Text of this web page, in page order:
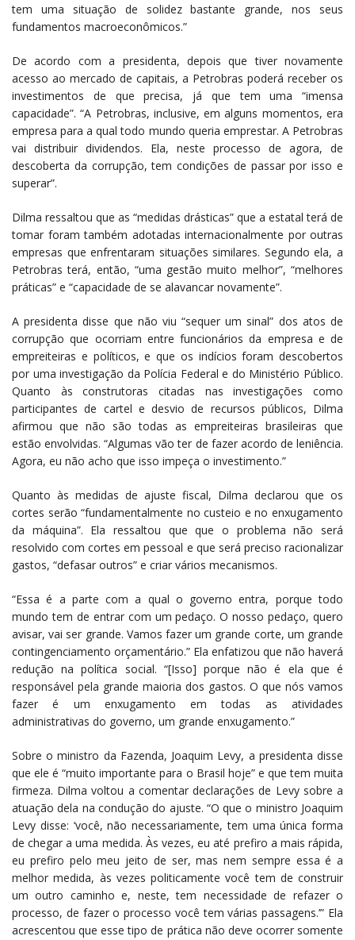
tem uma situação de solidez bastante grande, nos seus
fundamentos macroeconômicos.”
De acordo com a presidenta, depois que tiver novamente
acesso ao mercado de capitais, a Petrobras poderá receber os
investimentos de que precisa, já que tem uma “imensa
capacidade”. “A Petrobras, inclusive, em alguns momentos, era
empresa para a qual todo mundo queria emprestar. A Petrobras
vai distribuir dividendos. Ela, neste processo de agora, de
descoberta da corrupção, tem condições de passar por isso e
superar”.
Dilma ressaltou que as “medidas drásticas” que a estatal terá de
tomar foram também adotadas internacionalmente por outras
empresas que enfrentaram situações similares. Segundo ela, a
Petrobras terá, então, “uma gestão muito melhor”, “melhores
práticas” e “capacidade de se alavancar novamente”.
A presidenta disse que não viu “sequer um sinal” dos atos de
corrupção que ocorriam entre funcionários da empresa e de
empreiteiras e políticos, e que os indícios foram descobertos
por uma investigação da Polícia Federal e do Ministério Público.
Quanto às construtoras citadas nas investigações como
participantes de cartel e desvio de recursos públicos, Dilma
afirmou que não são todas as empreiteiras brasileiras que
estão envolvidas. “Algumas vão ter de fazer acordo de leniência.
Agora, eu não acho que isso impeça o investimento.”
Quanto às medidas de ajuste fiscal, Dilma declarou que os
cortes serão “fundamentalmente no custeio e no enxugamento
da máquina”. Ela ressaltou que que o problema não será
resolvido com cortes em pessoal e que será preciso racionalizar
gastos, “defasar outros” e criar vários mecanismos.
“Essa é a parte com a qual o governo entra, porque todo
mundo tem de entrar com um pedaço. O nosso pedaço, quero
avisar, vai ser grande. Vamos fazer um grande corte, um grande
contingenciamento orçamentário.” Ela enfatizou que não haverá
redução na política social. “[Isso] porque não é ela que é
responsável pela grande maioria dos gastos. O que nós vamos
fazer é um enxugamento em todas as atividades
administrativas do governo, um grande enxugamento.”
Sobre o ministro da Fazenda, Joaquim Levy, a presidenta disse
que ele é “muito importante para o Brasil hoje” e que tem muita
firmeza. Dilma voltou a comentar declarações de Levy sobre a
atuação dela na condução do ajuste. “O que o ministro Joaquim
Levy disse: ‘você, não necessariamente, tem uma única forma
de chegar a uma medida. Às vezes, eu até prefiro a mais rápida,
eu prefiro pelo meu jeito de ser, mas nem sempre essa é a
melhor medida, às vezes politicamente você tem de construir
um outro caminho e, neste, tem necessidade de refazer o
processo, de fazer o processo você tem várias passagens.’” Ela
acrescentou que esse tipo de prática não deve ocorrer somente